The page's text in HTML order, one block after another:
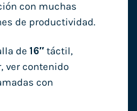
con muchas
de productividad.
de 16″táctil,
ver contenido
con